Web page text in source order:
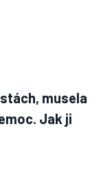
musela
Jak ji